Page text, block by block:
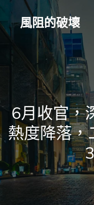
Skip
content風阻的破壞
6月收官，
熱度降落，